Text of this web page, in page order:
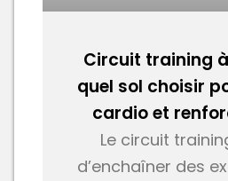
Circuit training
quel sol choisir
cardio et
Le circuit
d’enchaîner des